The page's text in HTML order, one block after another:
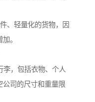
、轻量化的货物，因
。
李，包括衣物、个人
公司的尺寸和重量限